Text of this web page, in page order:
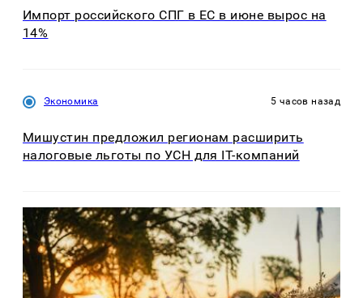
Импорт российского СПГ в ЕС в июне вырос на
14%
Экономика 5 часов назад
Мишустин предложил регионам расширить
налоговые льготы по УСН для IT-компаний